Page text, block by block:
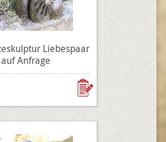
Liebespaar
Anfrage